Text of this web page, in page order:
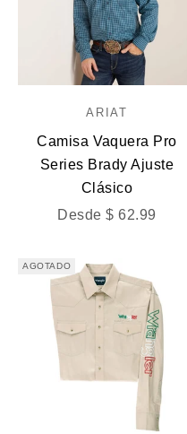
ARIAT
Camisa Vaquera Pro
Series Brady Ajuste
Clásico
Precio de oferta
Desde $ 62.99
AGOTADO